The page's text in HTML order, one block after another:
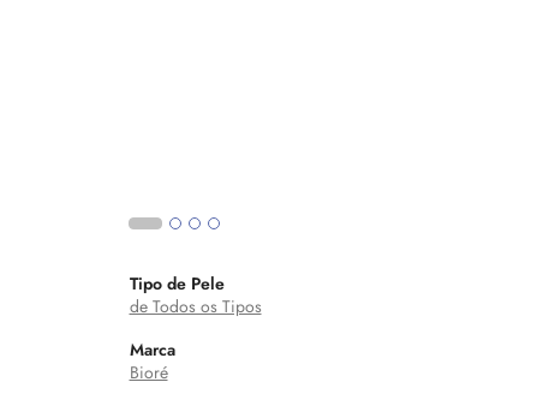
Tipo de Pele
de Todos os Tipos
Marca
Bioré